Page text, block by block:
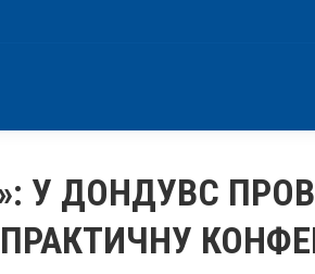
У ДОНДУВС
ПРАКТИЧНУ